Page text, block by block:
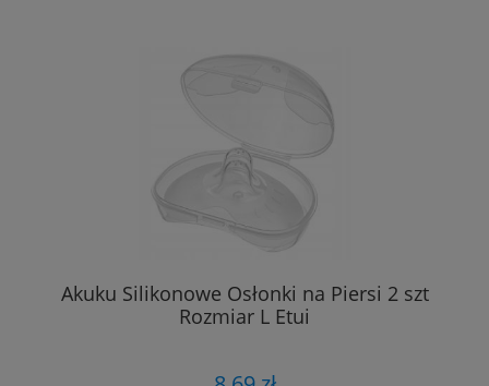
Akuku Silikonowe Osłonki na Piersi 2 szt
Rozmiar L Etui